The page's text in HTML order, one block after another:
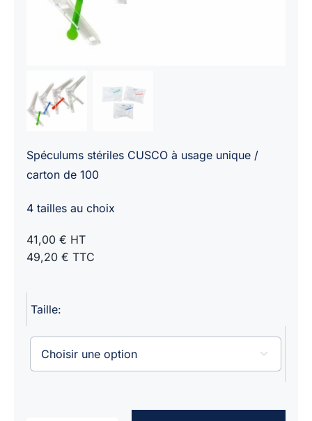
Spéculums stériles CUSCO à usage unique /
carton de 100
4 tailles au choix
41,00 € HT
49,20 € TTC
Taille:
